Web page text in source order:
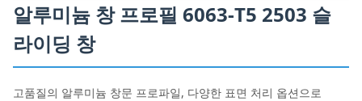
알루미늄 창 프로필 6063-T5 2503 슬
라이딩 창
고품질의 알루미늄 창문 프로파일, 다양한 표면 처리 옵션으로